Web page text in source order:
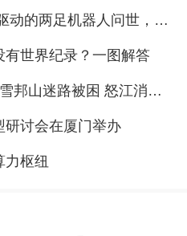
术大学关于学科交叉、科
，把理学类研究生导师队
成分委会的工作任务。
分委会委员颁发聘书。
部教师队伍建设专家指导
导师队伍建设分委会围
总编辑圈点|肌肉组织驱动的两足机器人问世，能模仿人类步态行走和急转弯
世界纪录？一图解答
5名大学生相约登云南雪邦山迷路被困 怒江消防连夜搜救，5人被成功找到转移下山
研讨会在厦门举办
力枢纽